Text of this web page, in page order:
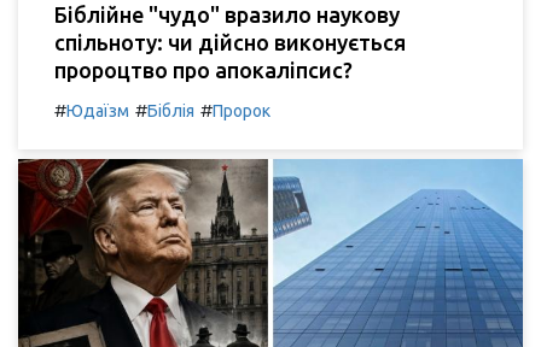
Біблійне "чудо" вразило наукову
спільноту: чи дійсно виконується
пророцтво про апокаліпсис?
#Юдаїзм #Біблія #Пророк